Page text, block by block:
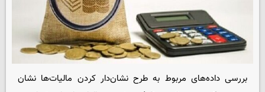
بررسی داده‌های مربوط به طرح نشان‌دار کردن مالیات‌ها نشان